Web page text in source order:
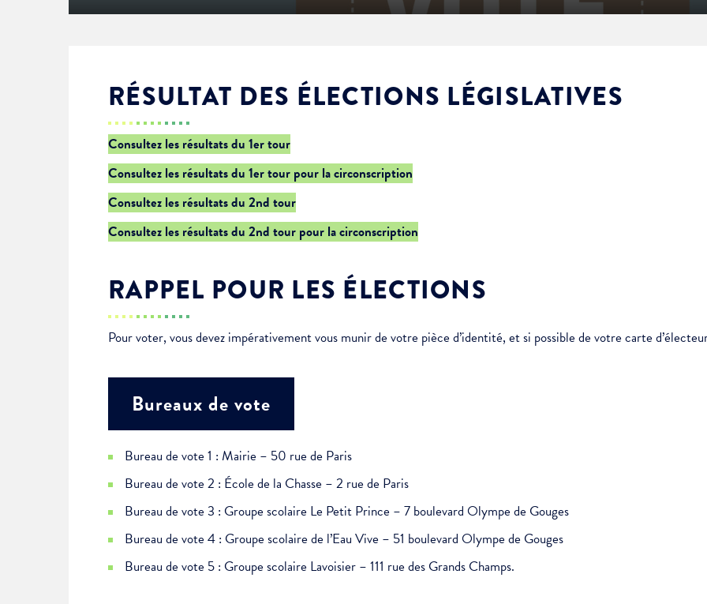
Solidarité
Annuaires & carte interactive
Je suis senior
Je suis étudiant
Location de salles
Urbanisme
RÉSULTAT DES ÉLECTIONS LÉGISLATIVES
Consultez les résultats du 1er tour
Consultez les résultats du 1er tour pour la circonscription
Consultez les résultats du 2nd tour
Consultez les résultats du 2nd tour pour la circonscription
RAPPEL POUR LES ÉLECTIONS
Pour voter, vous devez impérativement vous munir de votre pièce d’identité, et si possible de votre carte
Bureaux de vote
Bureau de vote 1 : Mairie – 50 rue de Paris
Bureau de vote 2 : École de la Chasse – 2 rue de Paris
Bureau de vote 3 : Groupe scolaire Le Petit Prince – 7 boulevard Olympe de Gouges
Bureau de vote 4 : Groupe scolaire de l’Eau Vive – 51 boulevard Olympe de Gouges
Bureau de vote 5 : Groupe scolaire Lavoisier – 111 rue des Grands Champs.